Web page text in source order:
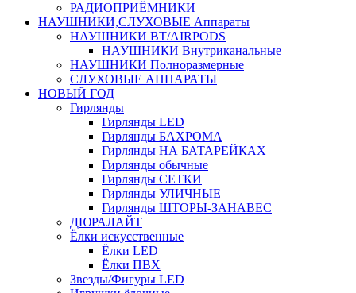
РАДИОПРИЁМНИКИ
НАУШНИКИ,СЛУХОВЫЕ Аппараты
НАУШНИКИ BT/AIRPODS
НАУШНИКИ Внутриканальные
НАУШНИКИ Полноразмерные
СЛУХОВЫЕ АППАРАТЫ
НОВЫЙ ГОД
Гирлянды
Гирлянды LED
Гирлянды БАХРОМА
Гирлянды НА БАТАРЕЙКАХ
Гирлянды обычные
Гирлянды СЕТКИ
Гирлянды УЛИЧНЫЕ
Гирлянды ШТОРЫ-ЗАНАВЕС
ДЮРАЛАЙТ
Ёлки искусственные
Ёлки LED
Ёлки ПВХ
Звезды/Фигуры LED